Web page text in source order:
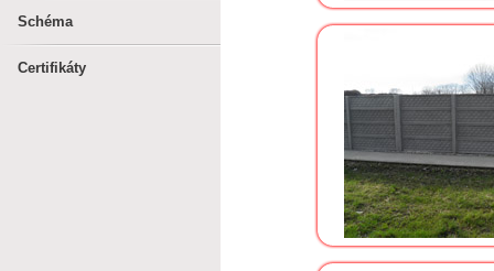
Schéma
Certifikáty